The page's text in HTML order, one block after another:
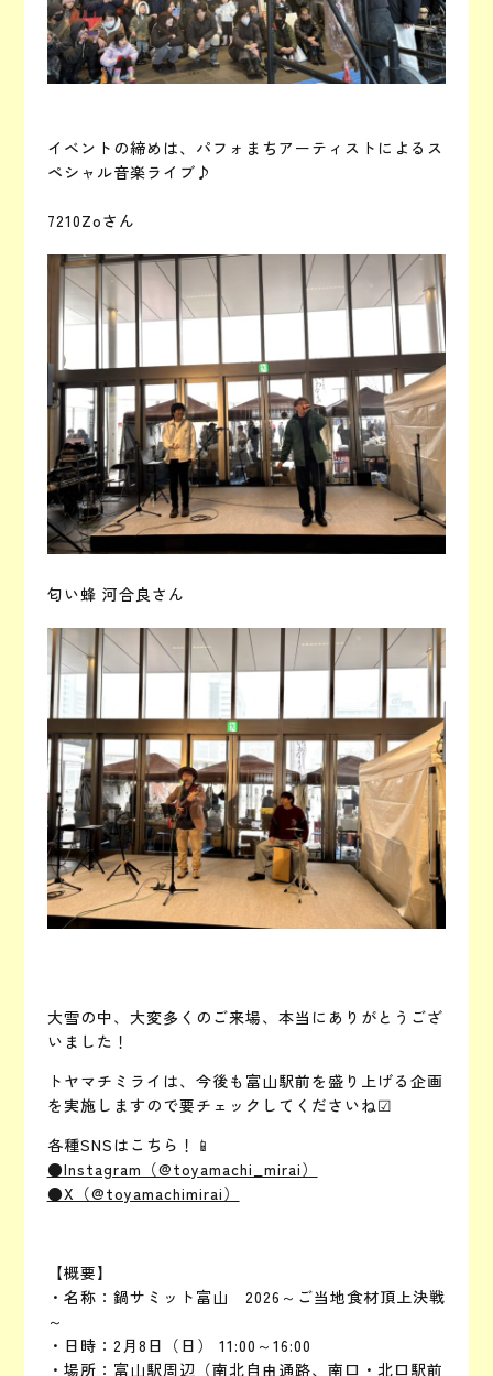
イベントの締めは、パフォまちアーティストによるス
ペシャル音楽ライブ♪
7210Zoさん
匂い蜂 河合良さん
大雪の中、大変多くのご来場、本当にありがとうござ
いました！
トヤマチミライは、今後も富山駅前を盛り上げる企画
を実施しますので要チェックしてくださいね☑
各種SNSはこちら！📱
●Instagram（@toyamachi_mirai）
●X（@toyamachimirai）
【概要】
・名称：鍋サミット富山 2026～ご当地食材頂上決戦
～
・日時：2月8日（日） 11:00～16:00
・場所：富山駅周辺（南北自由通路、南口・北口駅前